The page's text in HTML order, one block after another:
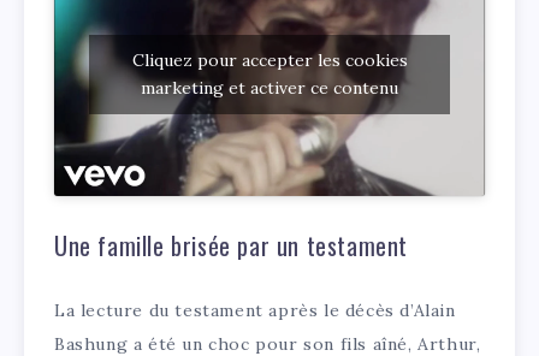
Cliquez pour accepter les cookies
marketing et activer ce contenu
Une famille brisée par un testament
La lecture du testament après le décès d’Alain
Bashung a été un choc pour son fils aîné, Arthur,